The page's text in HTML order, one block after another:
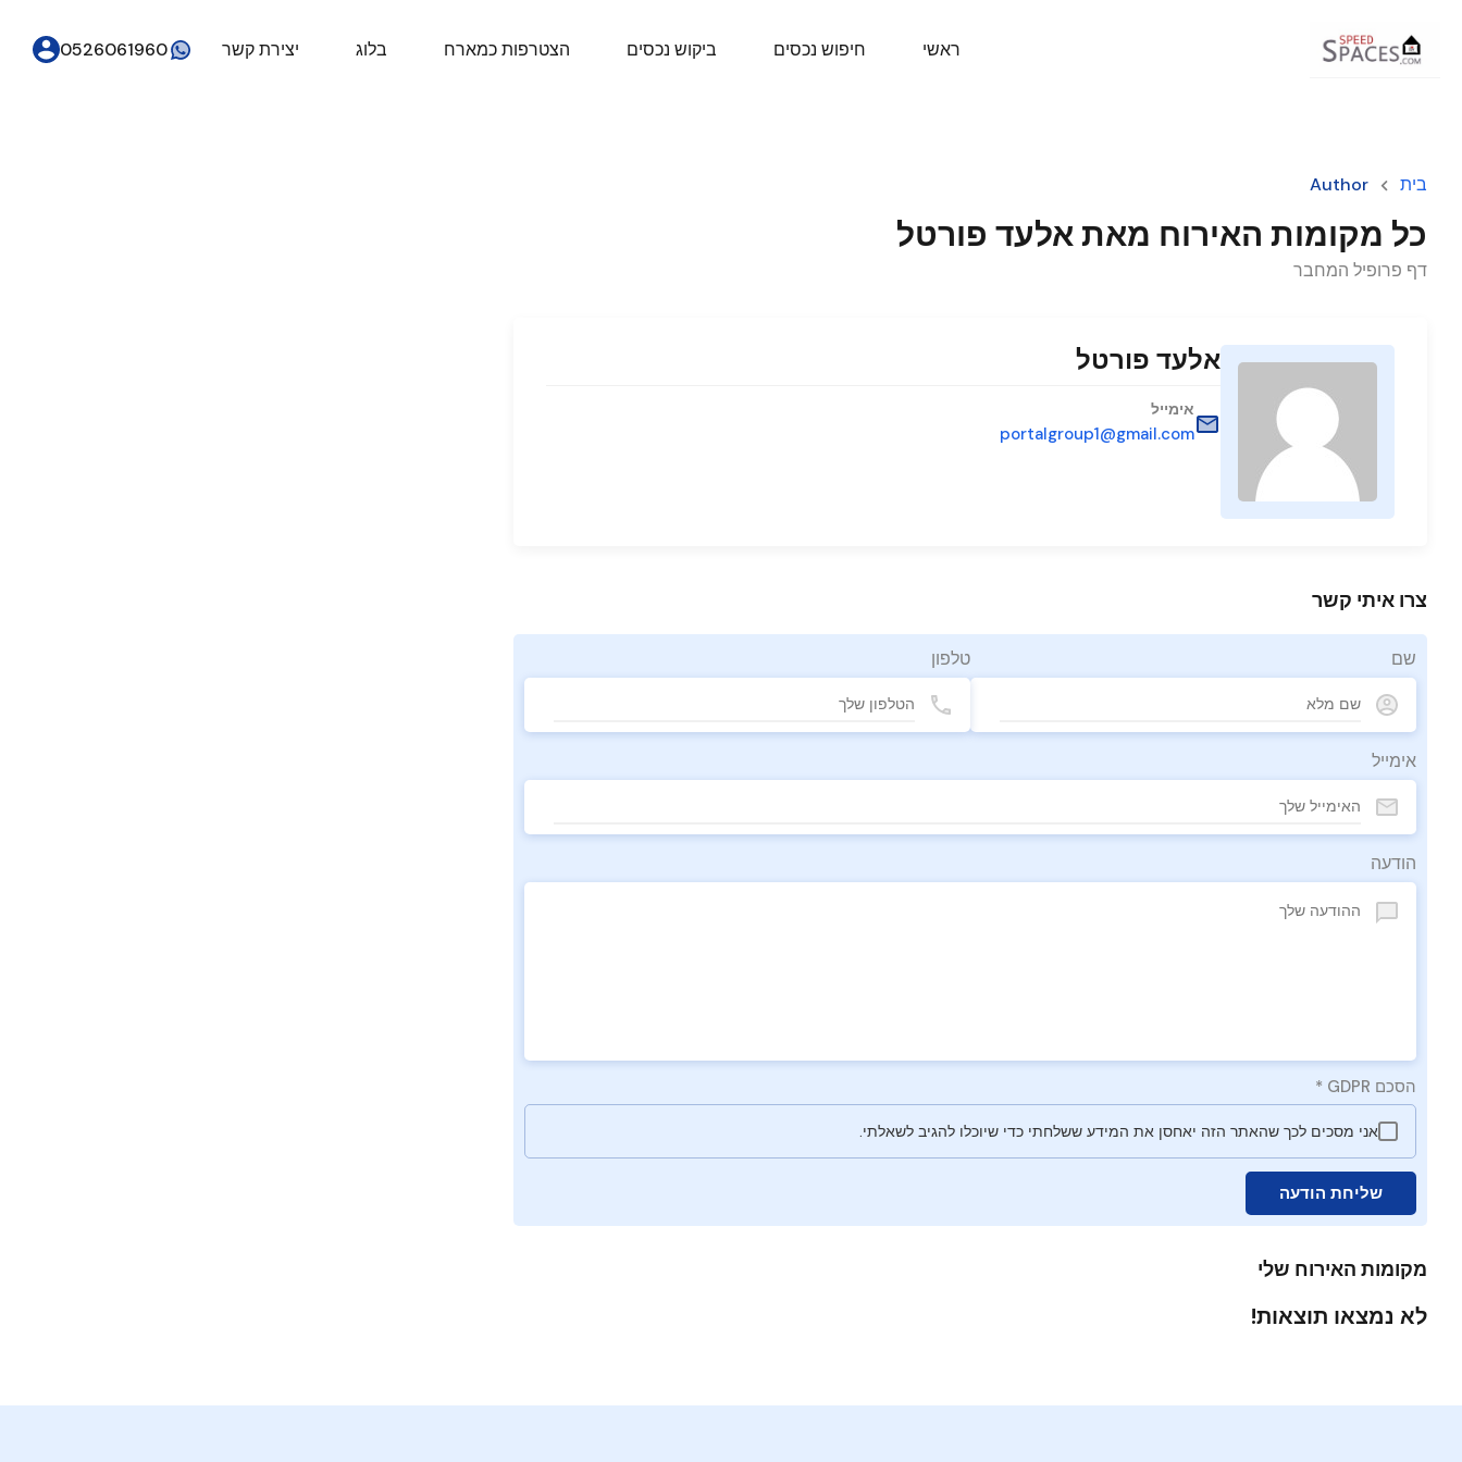
ראשי חיפוש נכסים ביקוש נכסים הצטרפות כמארח בלוג יצירת קשר 0526061960
בית Author
כל מקומות האירוח מאת אלעד פורטל
דף פרופיל המחבר
אלעד פורטל
אימייל
portalgroup1@gmail.com
צרו איתי קשר
שם טלפון
אימייל
הודעה
הסכם GDPR *
אני מסכים לכך שהאתר הזה יאחסן את המידע ששלחתי כדי שיוכלו להגיב לשאלתי.
שליחת הודעה
מקומות האירוח שלי
לא נמצאו תוצאות!